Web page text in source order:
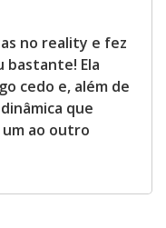
no reality e fez
bastante! Ela
cedo e, além de
que
um ao outro